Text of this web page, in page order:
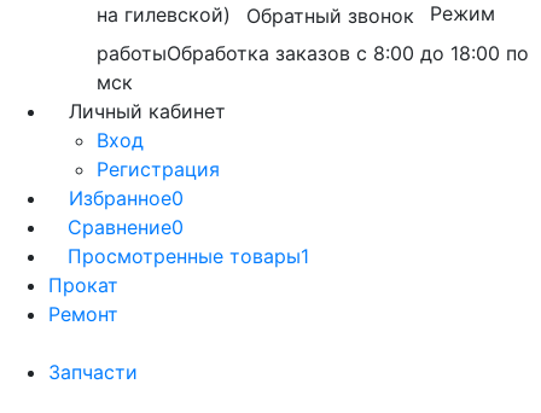
на гилевской)
Обратный звонок
Режим
работыОбработка заказов с 8:00 до 18:00 по
мск
Личный кабинет
Вход
Регистрация
Избранное0
Сравнение0
Просмотренные товары1
Прокат
Ремонт
Запчасти